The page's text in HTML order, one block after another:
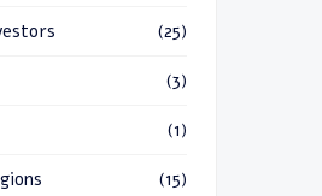
(25)
(3)
(1)
(15)